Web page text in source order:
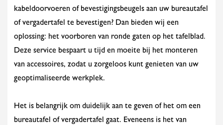
kabeldoorvoeren of bevestigingsbeugels aan uw bureautafel
of vergadertafel te bevestigen? Dan bieden wij een
oplossing: het voorboren van ronde gaten op het tafelblad.
Deze service bespaart u tijd en moeite bij het monteren
van accessoires, zodat u zorgeloos kunt genieten van uw
geoptimaliseerde werkplek.
Het is belangrijk om duidelijk aan te geven of het om een
bureautafel of vergadertafel gaat. Eveneens is het van